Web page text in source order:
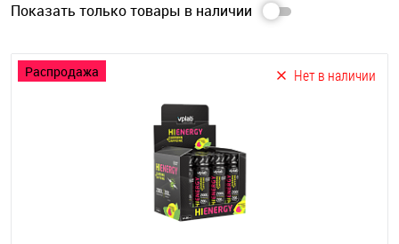
Показать толькотовары в наличии
распродажа Нет в наличии